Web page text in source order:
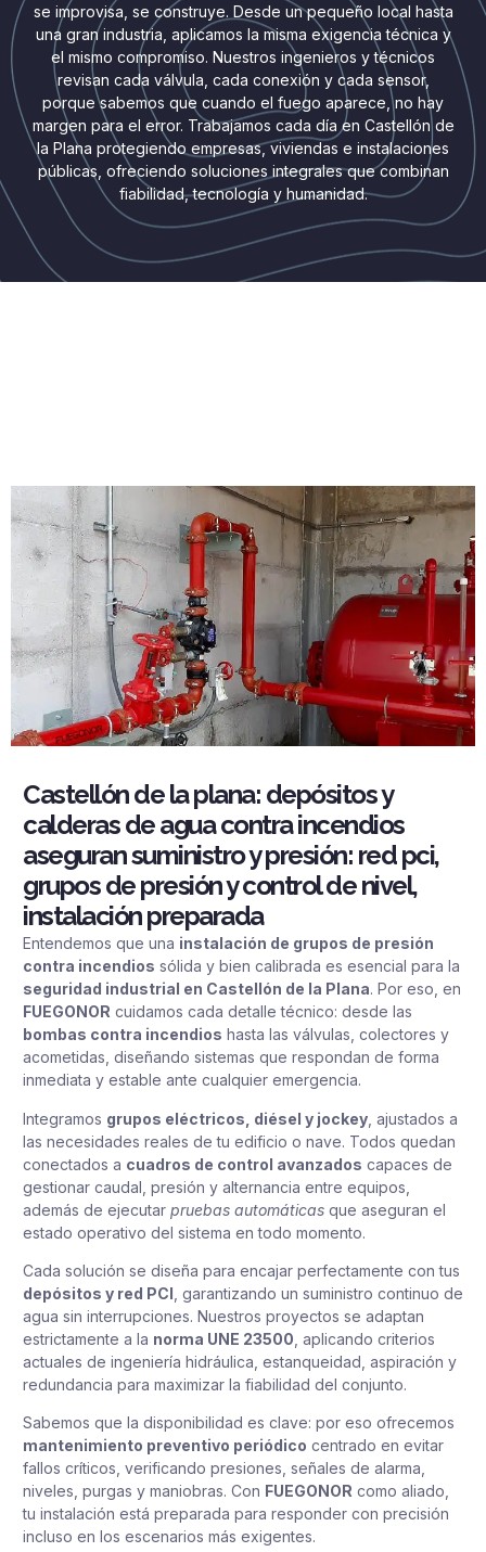
se improvisa, se construye. Desde un pequeño local hasta
una gran industria, aplicamos la misma exigencia técnica y
el mismo compromiso. Nuestros ingenieros y técnicos
revisan cada válvula, cada conexión y cada sensor,
porque sabemos que cuando el fuego aparece, no hay
margen para el error. Trabajamos cada día en Castellón de
la Plana protegiendo empresas, viviendas e instalaciones
públicas, ofreciendo soluciones integrales que combinan
fiabilidad, tecnología y humanidad.
Castellón de la plana: depósitos y
calderas de agua contra incendios
aseguran suministro y presión: red pci,
grupos de presión y control de nivel,
instalación preparada
Entendemos que una instalación de grupos de presión
contra incendios sólida y bien calibrada es esencial para la
seguridad industrial en Castellón de la Plana. Por eso, en
FUEGONOR cuidamos cada detalle técnico: desde las
bombas contra incendios hasta las válvulas, colectores y
acometidas, diseñando sistemas que respondan de forma
inmediata y estable ante cualquier emergencia.
Integramos grupos eléctricos, diésel y jockey , ajustados a
las necesidades reales de tu edificio o nave. Todos quedan
conectados a cuadros de control avanzados capaces de
gestionar caudal, presión y alternancia entre equipos,
además de ejecutar pruebas automáticas que aseguran el
estado operativo del sistema en todo momento.
Cada solución se diseña para encajar perfectamente con tus
depósitos y red PCI , garantizando un suministro continuo de
agua sin interrupciones. Nuestros proyectos se adaptan
estrictamente a la norma UNE 23500 , aplicando criterios
actuales de ingeniería hidráulica, estanqueidad, aspiración y
redundancia para maximizar la fiabilidad del conjunto.
Sabemos que la disponibilidad es clave: por eso ofrecemos
mantenimiento preventivo periódico centrado en evitar
fallos críticos, verificando presiones, señales de alarma,
niveles, purgas y maniobras. Con FUEGONOR como aliado,
tu instalación está preparada para responder con precisión
incluso en los escenarios más exigentes.